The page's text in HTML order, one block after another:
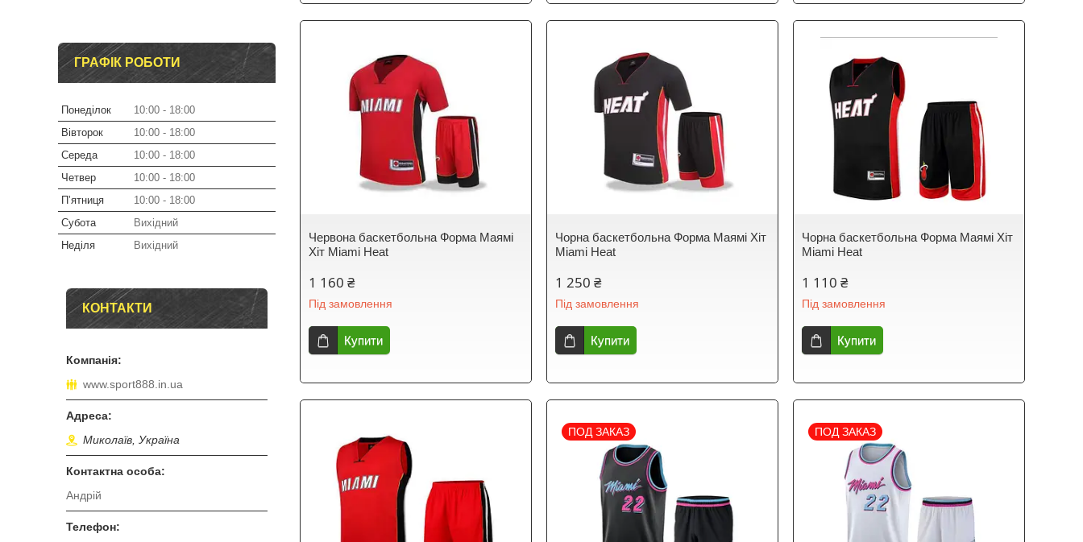
Червона баскетбольна Форма Маямі
Хіт Miami Heat
1 160 ₴
Під замовлення
Купити
Чорна баскетбольна Форма Маямі Хіт
Miami Heat
1 250 ₴
Під замовлення
Купити
Чорна баскетбольна Форма Маямі Хіт
Miami Heat
1 110 ₴
Під замовлення
Купити
ПОД ЗАКАЗ ПОД ЗАКАЗ
ГРАФІК РОБОТИ
Понеділок 10:00
18:00
Вівторок
10:00
18:00
Середа
10:00
18:00
Четвер
10:00
18:00
Пʼятниця
10:00
18:00
Субота
Вихідний
Неділя
Вихідний
КОНТАКТИ
www.sport888.in.ua
Миколаїв, Україна
Андрій